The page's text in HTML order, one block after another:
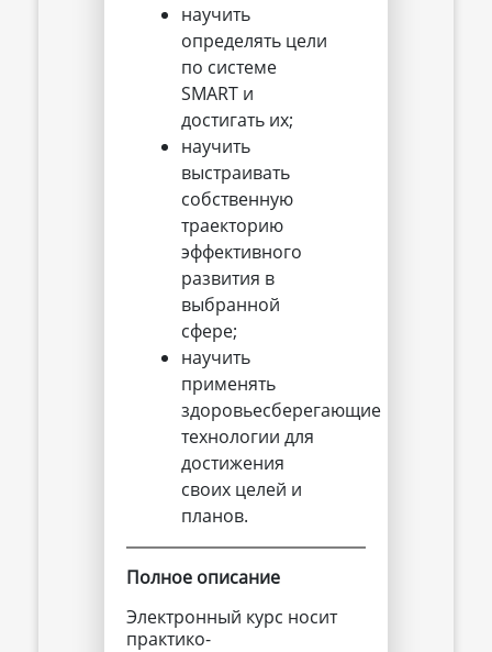
научить
определять цели
по системе
SMART и
достигать их;
научить
выстраивать
собственную
траекторию
эффективного
развития в
выбранной
сфере;
научить
применять
здоровьесберегающие
технологии для
достижения
своих целей и
планов.
Полное описание
Электронный курс носит
практико-